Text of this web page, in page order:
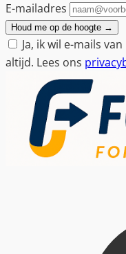
E-mailadres
Houd me op de hoogte →
Ja, ik wil e-mails
altijd. Lees ons